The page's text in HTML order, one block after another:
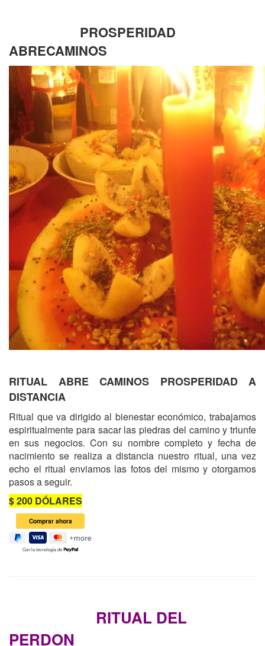
PROSPERIDAD
ABRECAMINOS
RITUAL ABRE CAMINOS PROSPERIDAD A
DISTANCIA
Ritual que va dirigido al bienestar económico, trabajamos
espiritualmente para sacar las piedras del camino y triunfe
en sus negocios. Con su nombre completo y fecha de
nacimiento se realiza a distancia nuestro ritual, una vez
echo el ritual enviamos las fotos del mismo y otorgamos
pasos a seguir.
$ 200 DÓLARES
Con la tecnología de
RITUAL DEL
PERDON